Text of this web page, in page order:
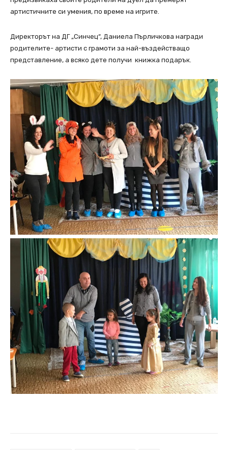
артистичните си умения, по време на игрите.
Директорът на ДГ „Синчец“, Даниела Пърличкова награди
родителите- артисти с грамоти за най-въздействащо
представление, а всяко дете получи книжка подарък.